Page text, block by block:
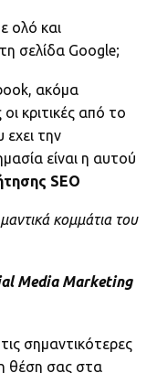
ολό και
σελίδα Google;
ακόμα
κριτικές από το
την
είναι η αυτού
SEO
κομμάτια του
Media Marketing
σημαντικότερες
θέση σας στα